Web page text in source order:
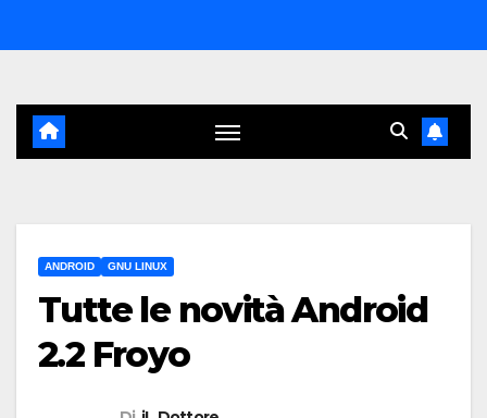
al
ANDROID GNU LINUX
Tutte le novità Android
2.2 Froyo